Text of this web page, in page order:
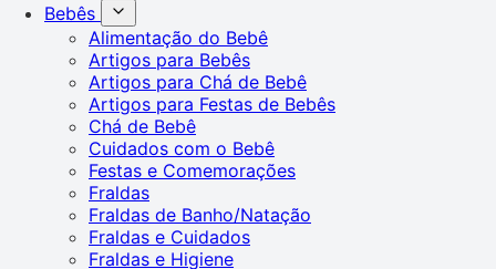
Bebês
Alimentação do Bebê
Artigos para Bebês
Artigos para Chá de Bebê
Artigos para Festas de Bebês
Chá de Bebê
Cuidados com o Bebê
Festas e Comemorações
Fraldas
Fraldas de Banho/Natação
Fraldas e Cuidados
Fraldas e Higiene